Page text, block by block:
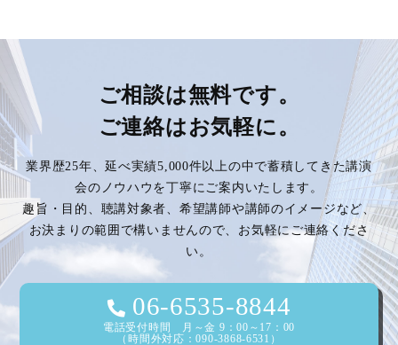
ナ
ビ
ゲ
ー
シ
ョ
ン
ご相談は無料です。
ご連絡はお気軽に。
業界歴25年、延べ実績5,000件以上の中で蓄積してきた講演
会のノウハウを丁寧にご案内いたします。
趣旨・目的、聴講対象者、希望講師や講師のイメージなど、
お決まりの範囲で構いませんので、お気軽にご連絡くださ
い。
06-6535-8844
電話受付時間 月～金 9：00～17：00
（時間外対応：090-3868-6531）